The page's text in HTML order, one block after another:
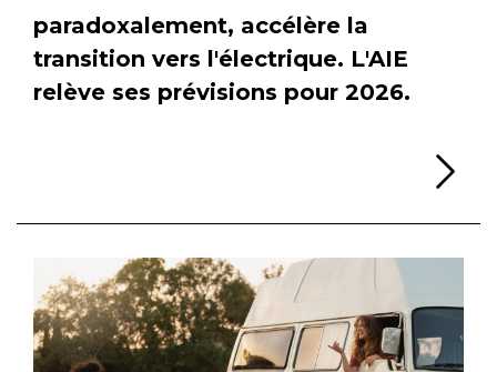
paradoxalement, accélère la
transition vers l'électrique. L'AIE
relève ses prévisions pour 2026.